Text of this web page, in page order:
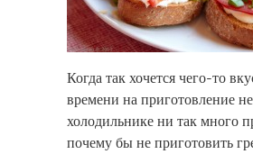
Когда так хочется чего-то
времени на приготовление
холодильнике ни так много
почему бы не приготовить